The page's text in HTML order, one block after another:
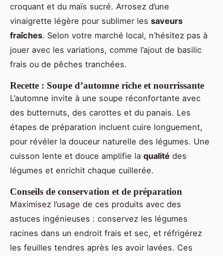
croquant et du maïs sucré. Arrosez d’une
vinaigrette légère pour sublimer les saveurs
fraîches. Selon votre marché local, n’hésitez pas à
jouer avec les variations, comme l’ajout de basilic
frais ou de pêches tranchées.
Recette : Soupe d’automne riche et nourrissante
L’automne invite à une soupe réconfortante avec
des butternuts, des carottes et du panais. Les
étapes de préparation incluent cuire longuement,
pour révéler la douceur naturelle des légumes. Une
cuisson lente et douce amplifie la qualité des
légumes et enrichit chaque cuillerée.
Conseils de conservation et de préparation
Maximisez l’usage de ces produits avec des
astuces ingénieuses : conservez les légumes
racines dans un endroit frais et sec, et réfrigérez
les feuilles tendres après les avoir lavées. Ces